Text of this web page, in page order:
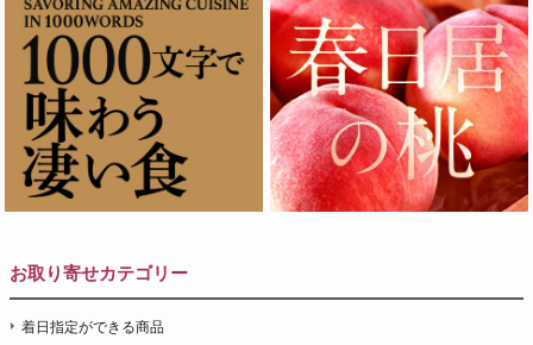
お取り寄せカテゴリー
着日指定ができる商品